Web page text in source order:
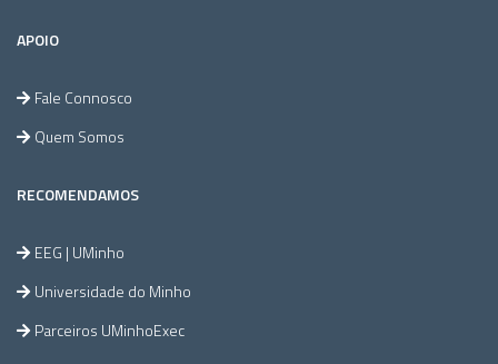
APOIO
Fale Connosco
Quem Somos
RECOMENDAMOS
EEG | UMinho
Universidade do Minho
Parceiros UMinhoExec